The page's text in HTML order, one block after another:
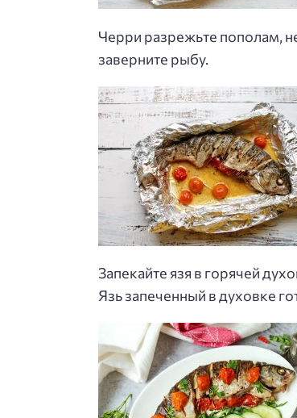
Черри разрежьте пополам,
заверните рыбу.
Запекайте язя в горячей
Язь запеченный в духовке